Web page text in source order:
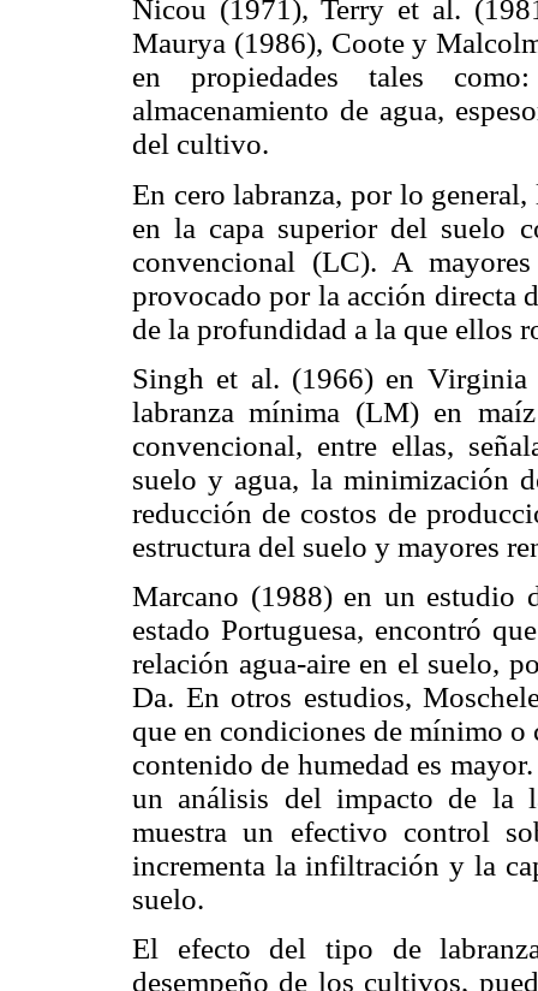
Nicou (1971), Terry et al.
Maurya (1986), Coote y
en propiedades tales
almacenamiento de agua,
del cultivo.
En cero labranza, por lo
en la capa superior del suelo
convencional (LC). A
provocado por la acción directa
de la profundidad a la que ellos
Singh et al. (1966) en Virginia
labranza mínima (LM) en
convencional, entre ellas,
suelo y agua, la minimización
reducción de costos de
estructura del suelo y mayores
Marcano (1988) en un estudio
estado Portuguesa, encontró
relación agua-aire en el suelo,
Da. En otros estudios,
que en condiciones de mínimo
contenido de humedad es
un análisis del impacto de la
muestra un efectivo control
incrementa la infiltración y la
suelo.
El efecto del tipo de
desempeño de los cultivos,